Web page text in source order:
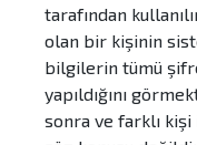
tarafından
olan bir kişinin
bilgilerin tümü
yapıldığını
sonra ve farklı kişi